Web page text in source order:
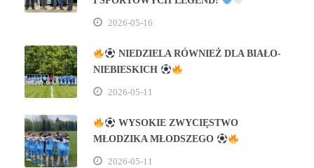
2026-05-16
NIEDZIELA RÓWNIEŻ DLA BIAŁO-
NIEBIESKICH
2026-05-11
WYSOKIE ZWYCIĘSTWO
MŁODZIKA MŁODSZEGO
2026-05-11